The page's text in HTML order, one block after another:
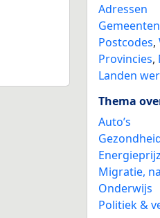
Adressen
Postcodes,
Provincies,
Landen
Thema
Auto’s
Migratie,
Onderwijs
Politiek &